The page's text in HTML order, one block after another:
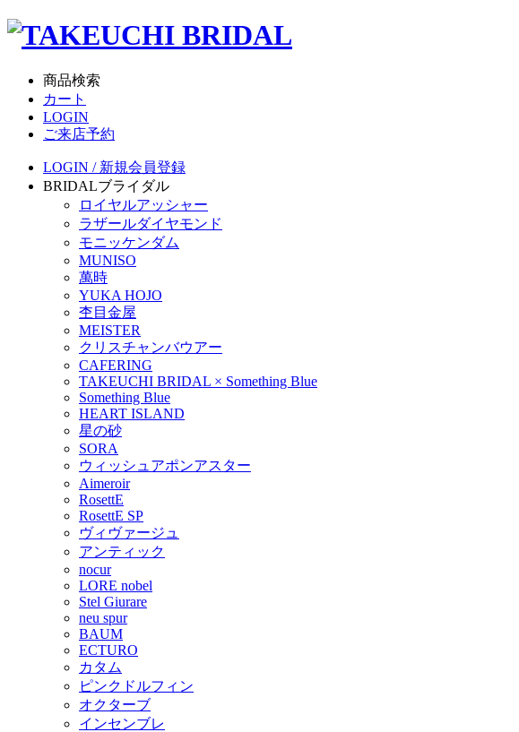
商品検索
カート
LOGIN
ご来店予約
LOGIN / 新規会員登録
BRIDALブライダル
ロイヤルアッシャー
ラザールダイヤモンド
モニッケンダム
MUNISO
萬時
YUKA HOJO
杢目金屋
MEISTER
クリスチャンバウアー
CAFERING
TAKEUCHI BRIDAL × Something Blue
Something Blue
HEART ISLAND
星の砂
SORA
ウィッシュアポンアスター
Aimeroir
RosettE
RosettE SP
ヴィヴァージュ
アンティック
nocur
LORE nobel
Stel Giurare
neu spur
BAUM
ECTURO
カタム
ピンクドルフィン
オクターブ
インセンブレ